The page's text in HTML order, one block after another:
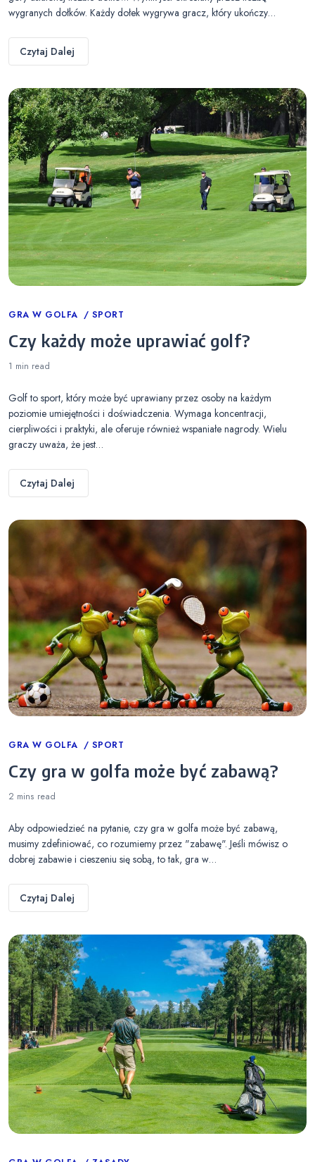
wygranych dołków. Każdy dołek wygrywa gracz, który ukończy…
Czytaj Dalej
Categories
GRA W GOLFA SPORT
Czy każdy może uprawiać golf?
1 min read
Golf to sport, który może być uprawiany przez osoby na każdym
poziomie umiejętności i doświadczenia. Wymaga koncentracji,
cierpliwości i praktyki, ale oferuje również wspaniałe nagrody. Wielu
graczy uważa, że jest…
Czytaj Dalej
Categories
GRA W GOLFA SPORT
Czy gra w golfa może być zabawą?
2 mins read
Aby odpowiedzieć na pytanie, czy gra w golfa może być zabawą,
musimy zdefiniować, co rozumiemy przez "zabawę". Jeśli mówisz o
dobrej zabawie i cieszeniu się sobą, to tak, gra w…
Czytaj Dalej